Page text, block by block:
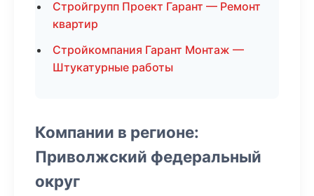
Стройгрупп Проект Гарант — Ремонт
квартир
Стройкомпания Гарант Монтаж —
Штукатурные работы
Компании в регионе:
Приволжский федеральный
округ